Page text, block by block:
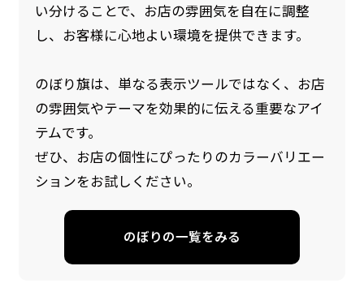
い分けることで、お店の雰囲気を自在に調整
し、お客様に心地よい環境を提供できます。
のぼり旗は、単なる表示ツールではなく、お店
の雰囲気やテーマを効果的に伝える重要なアイ
テムです。
ぜひ、お店の個性にぴったりのカラーバリエー
ションをお試しください。
のぼりの一覧をみる
防炎加工（納期+1営業日）［ +540円 ］
のぼり旗の防炎加工は、消防法で定められてい
る場所でのぼり旗を使用する際に推奨されてい
燃えにくくなります。（燃えるというより溶け
るに近くなるイメージ）一般的な方法は、旗の